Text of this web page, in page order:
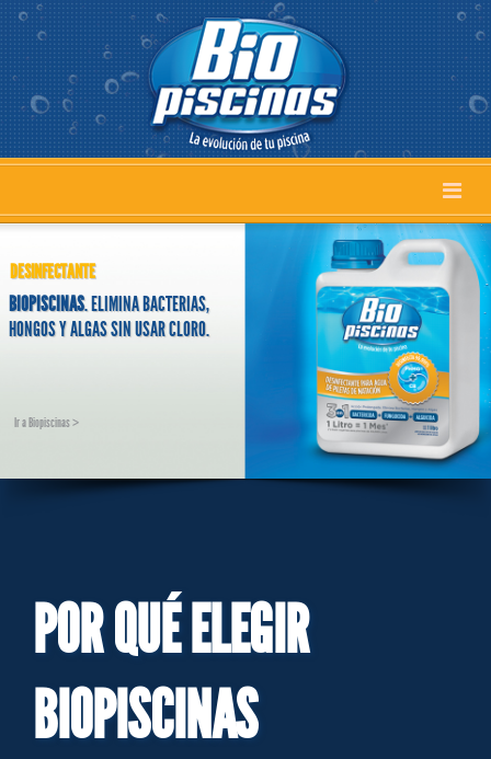
HOME
POR QUÉ ELEGIR BIOPISCINAS
CONTACTO
DESINFECTANTE
BIOPISCINAS. ELIMINA BACTERIAS,
HONGOS Y ALGAS SIN USAR CLORO.
Ir a Biopiscinas >
POR QUÉ ELEGIR
BIOPISCINAS